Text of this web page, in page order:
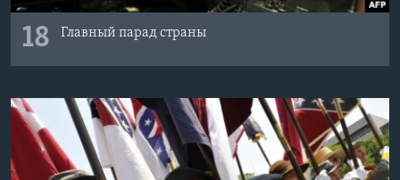
18 Главный парад страны